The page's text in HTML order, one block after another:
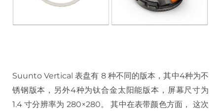
Suunto Vertical 表盘有 8 种不同的版本，其中4种为不
锈钢版本，另外4种为钛合金太阳能版本，屏幕尺寸为
1.4 寸分辨率为 280×280。 其中在表带颜色方面， 这次